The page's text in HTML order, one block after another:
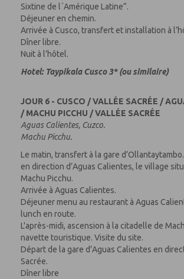
Sixtine de l´Amérique Latine”.
Déjeuner en chemin.
Arrivée à Cusco, transfert et installation à
Dîner libre.
Nuit à l’hôtel.
Hotel: Taypikala Cusco 3* (ou similaire)
JOUR 6 - CUSCO / VALLÉE SACRÉE /
/ MACHU PICCHU / VALLÉE SACRÉE
Aguas Calientes, Cuzco.
Machu Picchu.
Le matin, transfert à la gare
en direction d’Aguas Calientes, le village
Machu Picchu.
Arrivée à Aguas Calientes.
Déjeuner menu au restaurant à Aguas
lunch en route.
L'après-midi, ascension à la citadelle de
navette touristique. Visite du site.
Départ de la gare d’Aguas Calientes en
Sacrée.
Dîner libre